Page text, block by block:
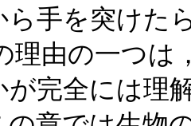
ら手を突けた
理由の一つは
が完全には理